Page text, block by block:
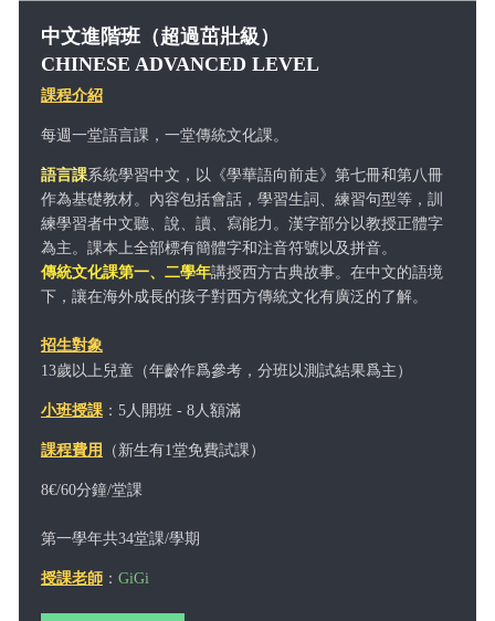
中文進階班（超過茁壯級）
CHINESE ADVANCED LEVEL
課程介紹
每週一堂語言課，一堂傳統文化課。
語言課系統學習中文，以《學華語向前走》第七冊和第八冊
作為基礎教材。內容包括會話，學習生詞、練習句型等，訓
練學習者中文聽、說、讀、寫能力。漢字部分以教授正體字
為主。課本上全部標有簡體字和注音符號以及拼音。
傳統文化課第一、二學年講授西方古典故事。在中文的語境
下，讓在海外成長的孩子對西方傳統文化有廣泛的了解。
招生對象
13歲以上兒童（年齡作爲參考，分班以測試結果爲主）
小班授課：5人開班 - 8人額滿
課程費用 （新生有1堂免費試課）
8€/60分鐘/堂課
第一學年共34堂課/學期
授課老師： GiGi